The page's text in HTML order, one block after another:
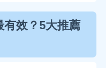
有效？5大推薦